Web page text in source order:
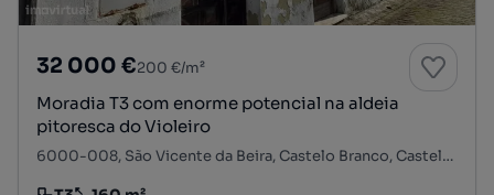
32 000 €200 €/m²
Moradia T3 com enorme potencial na aldeia
pitoresca do Violeiro
6000-008, São Vicente da Beira, Castelo Branco, Castelo Branco